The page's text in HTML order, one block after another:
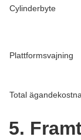
Cylinderbyte
Plattformsvajning
Total
5.